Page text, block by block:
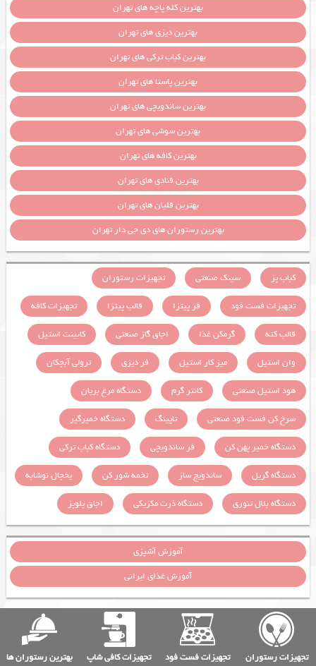
بهترین کله پاچه های تهران
بهترین دیزی های تهران
بهترین کباب ترکی های تهران
بهترین پاستا های تهران
بهترین ساندویچی های تهران
بهترین سوشی های تهران
بهترین کافه های تهران
بهترین قنادی های تهران
بهترین قلیان های تهران
بهترین رستوران های دی جی دار تهران
کباب پز سینک صنعتی
تجهیزات رستوران
تجهیزات فست فود
فر پیتزا قالب پیتزا
تجهیزات کافه
قالب کته
گرمکن غذا اجاق گاز صنعتی
کابینت استیل
وان استیل
میز کار استیل فر دیزی
ترولی آبچکان
هود استیل صنعتی
کانتر گرم
دستگاه مرغ بریان
سرخ کن فست فود صنعتی
تاپینگ
دستگاه خمیرگیر
دستگاه خمیر پهن کن
فر ساندویچی
دستگاه کباب ترکی
دستگاه گریل
ساندویچ ساز تخمه شور کن
یخچال نوشابه
دستگاه بلال تنوری
دستگاه ذرت مکزیکی اجاق پلوپز
آموزش آشپزی
آموزش غذای ایرانی
تجهیزات رستوران تجهیزات فست فود تجهیزات کافی شاپ بهترین رستوران ها